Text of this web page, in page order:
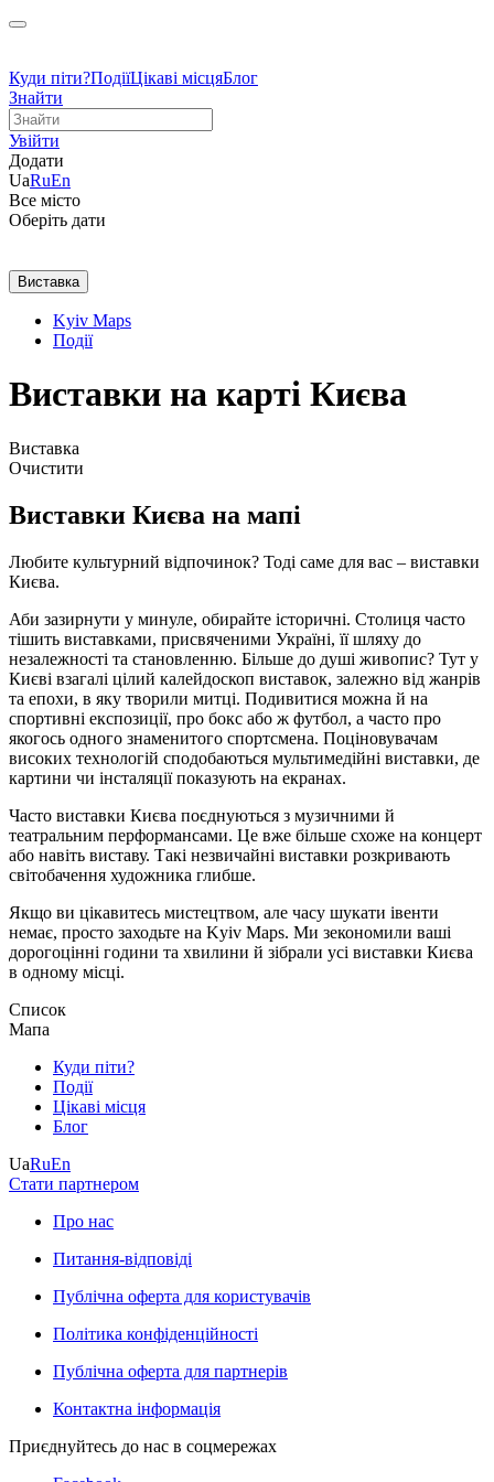
Куди піти?ПодіїЦікаві місцяБлог
Знайти
Увійти
Додати
UaRuEn
Все місто
Оберіть дати
Виставка
Kyiv Maps
Події
Виставки на карті Києва
Виставка
Очистити
Виставки Києва на мапі
Любите культурний відпочинок? Тоді саме для вас – виставки
Києва.
Аби зазирнути у минуле, обирайте історичні. Столиця часто
тішить виставками, присвяченими Україні, її шляху до
незалежності та становленню. Більше до душі живопис? Тут у
Києві взагалі цілий калейдоскоп виставок, залежно від жанрів
та епохи, в яку творили митці. Подивитися можна й на
спортивні експозиції, про бокс або ж футбол, а часто про
якогось одного знаменитого спортсмена. Поціновувачам
високих технологій сподобаються мультимедійні виставки, де
картини чи інсталяції показують на екранах.
Часто виставки Києва поєднуються з музичними й
театральним перформансами. Це вже більше схоже на концерт
або навіть виставу. Такі незвичайні виставки розкривають
світобачення художника глибше.
Якщо ви цікавитесь мистецтвом, але часу шукати івенти
немає, просто заходьте на Kyiv Maps. Ми зекономили ваші
дорогоцінні години та хвилини й зібрали усі виставки Києва
в одному місці.
Список
Мапа
Куди піти?
Події
Цікаві місця
Блог
UaRuEn
Стати партнером
Про нас
Питання-відповіді
Публічна оферта для користувачів
Політика конфіденційності
Публічна оферта для партнерів
Контактна інформація
Приєднуйтесь до нас в соцмережах